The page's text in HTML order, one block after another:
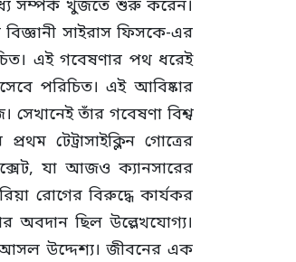
সম্পর্ক খুঁজতে শুরু করেন।
সাইরাস ফিসকে-এর
এই গবেষণার পথ ধরেই
পরিচিত। এই আবিষ্কার
সেখানেই তাঁর গবেষণা বিশ্ব
টেট্রাসাইক্লিন গোত্রের
যা আজও ক্যানসারের
রোগের বিরুদ্ধে কার্যকর
অবদান ছিল উল্লেখযোগ্য।
আসল উদ্দেশ্য। জীবনের এক